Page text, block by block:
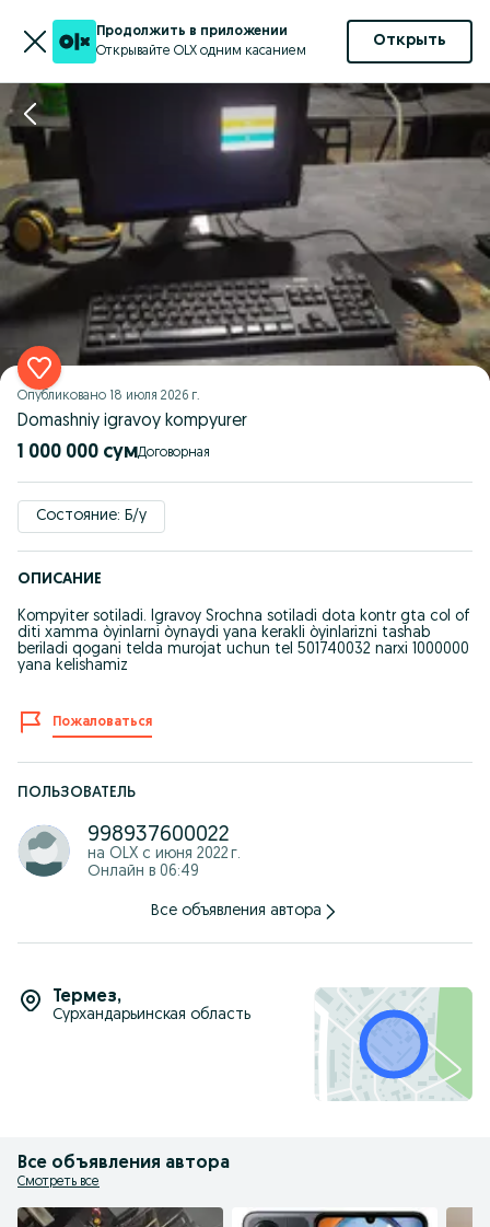
Продолжить в приложении
Открывайте OLX одним касанием
Открыть
Опубликовано 18 июля 2026 г.
Domashniy igravoy kompyurer
1 000 000 сум Договорная
Состояние: Б/у
ОПИСАНИЕ
Kompyiter sotiladi. Igravoy Srochna sotiladi dota kontr gta col of
diti xamma òyinlarni òynaydi yana kerakli òyinlarizni tashab
beriladi qogani telda murojat uchun tel 501740032 narxi 1000000
yana kelishamiz
Пожаловаться
ПОЛЬЗОВАТЕЛЬ
998937600022
на OLX с июня 2022 г.
Онлайн в 06:49
Все объявления автора
Термез,
Сурхандарьинская область
Все объявления автора
Смотреть все